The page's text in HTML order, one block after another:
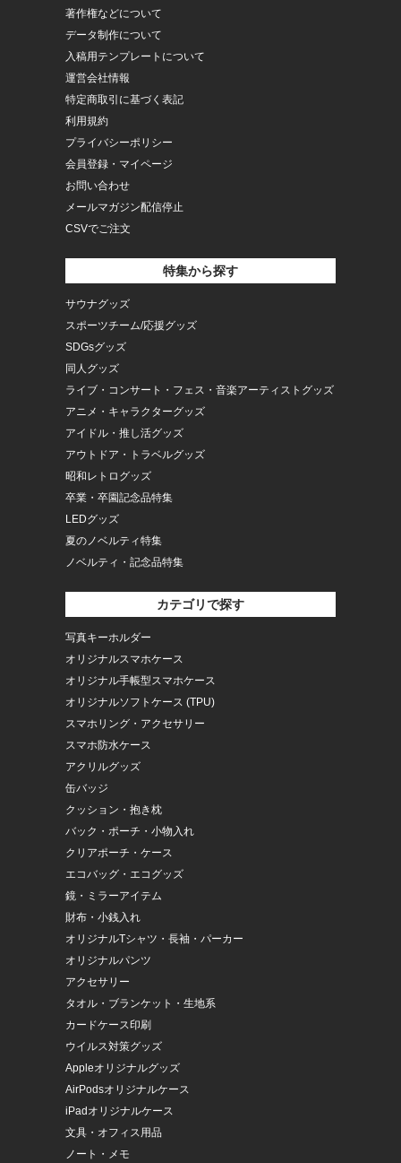
著作権などについて
データ制作について
入稿用テンプレートについて
運営会社情報
特定商取引に基づく表記
利用規約
プライバシーポリシー
会員登録・マイページ
お問い合わせ
メールマガジン配信停止
CSVでご注文
特集から探す
サウナグッズ
スポーツチーム/応援グッズ
SDGsグッズ
同人グッズ
ライブ・コンサート・フェス・音楽アーティストグッズ
アニメ・キャラクターグッズ
アイドル・推し活グッズ
アウトドア・トラベルグッズ
昭和レトログッズ
卒業・卒園記念品特集
LEDグッズ
夏のノベルティ特集
ノベルティ・記念品特集
カテゴリで探す
写真キーホルダー
オリジナルスマホケース
オリジナル手帳型スマホケース
オリジナルソフトケース (TPU)
スマホリング・アクセサリー
スマホ防水ケース
アクリルグッズ
缶バッジ
クッション・抱き枕
バック・ポーチ・小物入れ
クリアポーチ・ケース
エコバッグ・エコグッズ
鏡・ミラーアイテム
財布・小銭入れ
オリジナルTシャツ・長袖・パーカー
オリジナルパンツ
アクセサリー
タオル・ブランケット・生地系
カードケース印刷
ウイルス対策グッズ
Appleオリジナルグッズ
AirPodsオリジナルケース
iPadオリジナルケース
文具・オフィス用品
ノート・メモ